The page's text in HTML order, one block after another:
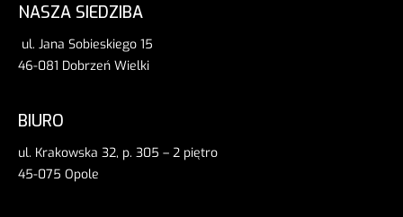
NASZA SIEDZIBA
ul. Jana Sobieskiego 15
46-081 Dobrzeń Wielki
BIURO
ul. Krakowska 32, p. 305 – 2 piętro
45-075 Opole